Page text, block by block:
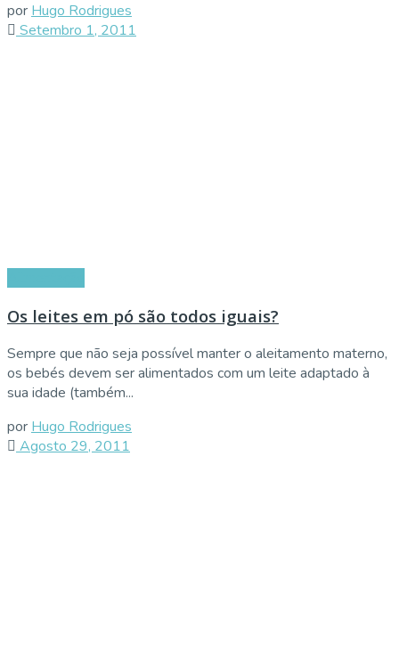
por Hugo Rodrigues
Setembro 1, 2011
Os leites em pó são todos iguais?
Sempre que não seja possível manter o aleitamento materno,
os bebés devem ser alimentados com um leite adaptado à
sua idade (também...
por Hugo Rodrigues
Agosto 29, 2011